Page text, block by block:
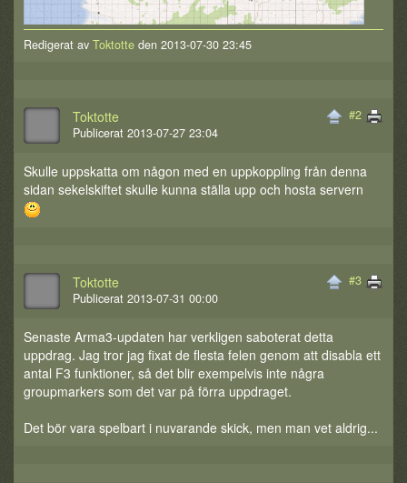
Redigerat av Toktotte den 2013-07-30 23:45
#2
Toktotte
Publicerat 2013-07-27 23:04
Skulle uppskatta om någon med en uppkoppling från denna
sidan sekelskiftet skulle kunna ställa upp och hosta servern
#3
Toktotte
Publicerat 2013-07-31 00:00
Senaste Arma3-updaten har verkligen saboterat detta
uppdrag. Jag tror jag fixat de flesta felen genom att disabla ett
antal F3 funktioner, så det blir exempelvis inte några
groupmarkers som det var på förra uppdraget.
Det bör vara spelbart i nuvarande skick, men man vet aldrig...